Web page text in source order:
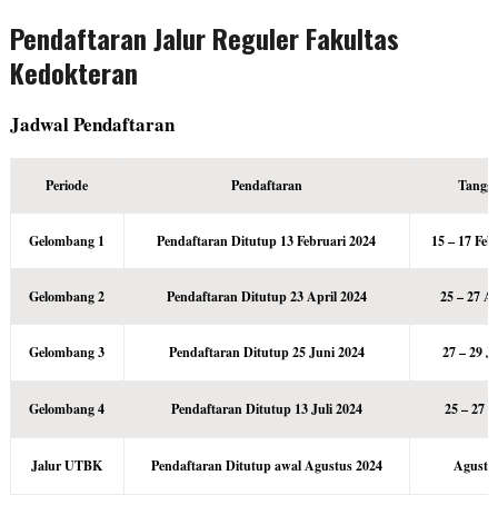
Pendaftaran Jalur Reguler Fakultas
Kedokteran
Jadwal Pendaftaran
Periode Pendaftaran
Gelombang 1 Pendaftaran Ditutup 13 Februari 2024 15 – 17
Gelombang 2 Pendaftaran Ditutup 23 April 2024 25 – 27
Gelombang 3 Pendaftaran Ditutup 25 Juni 2024 27 – 29
Gelombang 4 Pendaftaran Ditutup 13 Juli 2024 25 – 27
Jalur UTBK Pendaftaran Ditutup awal Agustus 2024